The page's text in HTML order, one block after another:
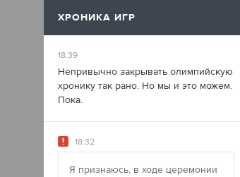
ХРОНИКА ИГР
18:39
Непривычно закрывать олимпийскую
хронику так рано. Но мы и это можем.
Пока.
18:32
Я признаюсь, в ходе церемонии